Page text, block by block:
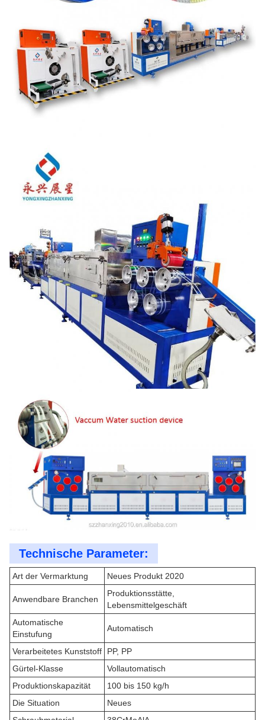
Technische Parameter:
Art der Vermarktung Neues Produkt 2020
Anwendbare Branchen
Produktionsstätte,
Lebensmittelgeschäft
Automatische
Einstufung
Automatisch
Verarbeitetes Kunststoff
PP, PP
Gürtel-Klasse
Vollautomatisch
Produktionskapazität
100 bis 150 kg/h
Die Situation
Neues